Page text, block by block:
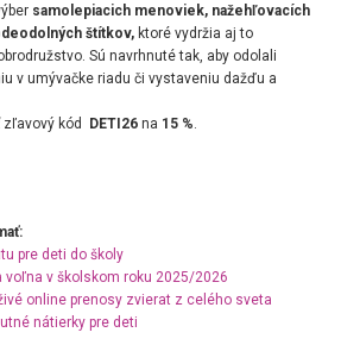
samolepiacich menoviek, nažehľovacích
štítkov,ktoré vydržia aj to
Sú navrhnuté tak, aby odolali
v umývačke riadu či vystaveniu dažďu a
kód DETI26na 15 %
pre deti do školy
voľna v školskom roku 2025/2026
online prenosy zvierat z celého sveta
nátierky pre deti